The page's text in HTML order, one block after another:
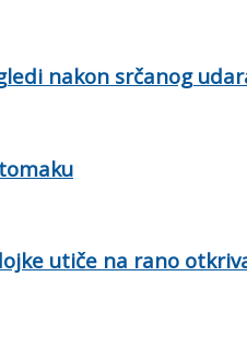
nakon srčanog
utiče na rano